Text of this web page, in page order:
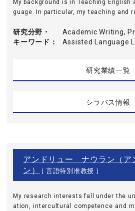
My background is in Teaching English
guage. In particular, my teaching and
研究分野・
キーワード
Academic Writing,
Assisted Language
研究業績一覧
シラバス情報
アンドリュー ナウラン（
ン）
[ 言語特別准教授 ]
My research interests fall under the
ation, intercultural competence and